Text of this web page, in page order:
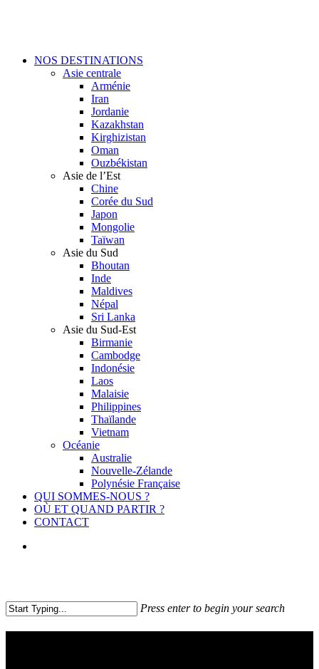
Menu
NOS DESTINATIONS
Asie centrale
Arménie
Iran
Jordanie
Kazakhstan
Kirghizistan
Oman
Ouzbékistan
Asie de l’Est
Chine
Corée du Sud
Japon
Mongolie
Taïwan
Asie du Sud
Bhoutan
Inde
Maldives
Népal
Sri Lanka
Asie du Sud-Est
Birmanie
Cambodge
Indonésie
Laos
Malaisie
Philippines
Thaïlande
Vietnam
Océanie
Australie
Nouvelle-Zélande
Polynésie Française
QUI SOMMES-NOUS ?
OÙ ET QUAND PARTIR ?
CONTACT
Press enter to begin your search
Search